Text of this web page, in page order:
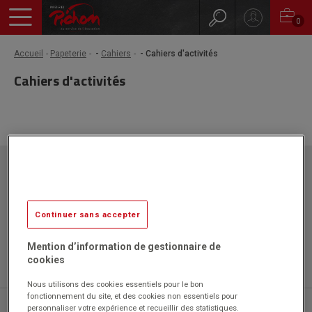
0
Accueil Papeterie - Cahiers - Cahiers d'activités
Cahiers d'activités
Continuer sans accepter
Mention d’information de gestionnaire de
cookies
Nous utilisons des cookies essentiels pour le bon
fonctionnement du site, et des cookies non essentiels pour
personnaliser votre expérience et recueillir des statistiques.